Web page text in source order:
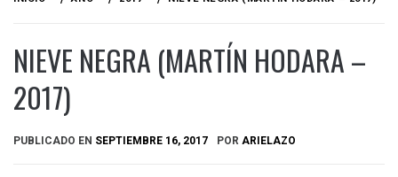
NIEVE NEGRA (MARTÍN HODARA –
2017)
PUBLICADO EN SEPTIEMBRE 16, 2017 POR ARIELAZO